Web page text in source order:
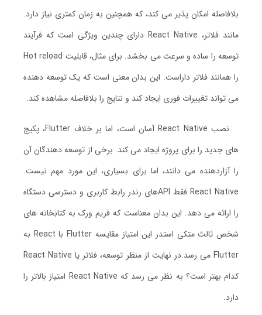
بلافاصله امکان پذیر می کند، که همچنین به زمان کمتری نیاز دارد.
مانند فلاتر، React Native دارای چندین ویژگی است که فرآیند
توسعه را ساده و سرعت می بخشد. برای مثال، قابلیت Hot reload
را همانند فلاتر داراست. این بدان معنی است که یک توسعه دهنده
می تواند تغییرات فوری ایجاد کند و نتایج را بلافاصله مشاهده کند.
نصب React Native آسان است، اما بر خلاف Flutter، پکیج
های جدید را برای پروژه ایجاد می کند. برخی از توسعه دهندگان آن
را آزاردهنده می دانند، اما برای بسیاری، این مورد مهم نیست.
React Native فقط APIهای رندر رابط کاربری و دسترسی دستگاه
را ارائه می دهد. این بدان معناست که فریم ورک به کتابخانه های
شخص ثالث متکی استدر این امتیاز مقایسه Flutter با React به
Flutter می رسد.در نهایت از منظر توسعه، فلاتر یا React Native
کدام بهتر است؟ به نظر می رسد که React Native امتیاز بالاتر را
دارد.